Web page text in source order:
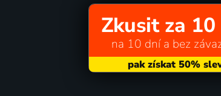
Zkusit za 10
na 10 dní a bez